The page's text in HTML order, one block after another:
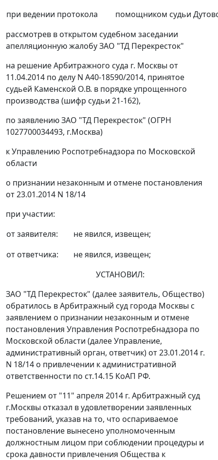
при ведении протокола
помощником судьи
рассмотрев в открытом судебном заседании
апелляционную жалобу ЗАО "ТД Перекресток"
на решениеАрбитражного суда г. Москвы от
11.04.2014 по делу N А40-18590/2014, принятое
судьей Каменской О.В. в порядке упрощенного
производства (шифр судьи 21-162),
по заявлению ЗАО "ТД Перекресток" (ОГРН
1027700034493, г.Москва)
к Управлению Роспотребнадзора по Московской
области
о признании незаконным и отмене постановления
от 23.01.2014 N 18/14
при участии:
от заявителя:
не явился, извещен;
от ответчика:
не явился, извещен;
УСТАНОВИЛ:
ЗАО "ТД Перекресток" (далее заявитель, Общество)
обратилось в Арбитражный суд города Москвы с
заявлением о признании незаконным и отмене
постановления Управления Роспотребнадзора по
Московской области (далее Управление,
административный орган, ответчик) от 23.01.2014 г.
N 18/14 о привлечении к административной
ответственности по ст.14.15 КоАП РФ.
Решением от "11" апреля 2014 г. Арбитражный суд
г.Москвы отказал в удовлетворении заявленных
требований, указав на то, что оспариваемое
постановление вынесено уполномоченным
должностным лицом при соблюдении процедуры и
срока давности привлечения Общества к